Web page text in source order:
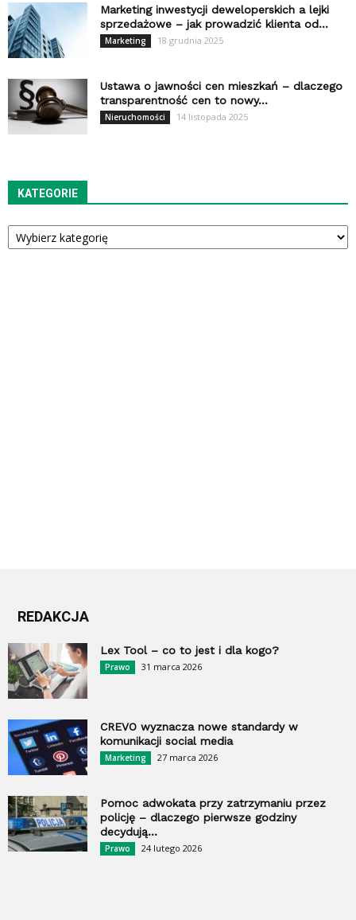
Marketing inwestycji deweloperskich a lejki
sprzedażowe – jak prowadzić klienta od...
Marketing 18 grudnia 2025
Ustawa o jawności cen mieszkań – dlaczego
transparentność cen to nowy...
Nieruchomości 14 listopada 2025
KATEGORIE
Kategorie
REDAKCJA
Lex Tool – co to jest i dla kogo?
Prawo 31 marca 2026
CREVO wyznacza nowe standardy w
komunikacji social media
Marketing 27 marca 2026
Pomoc adwokata przy zatrzymaniu przez
policję – dlaczego pierwsze godziny
decydują...
Prawo 24 lutego 2026